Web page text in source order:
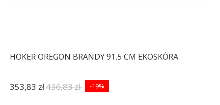
HOKER OREGON BRANDY 91,5 CM EKOSKÓRA
353,83 zł436,83 zł -19%